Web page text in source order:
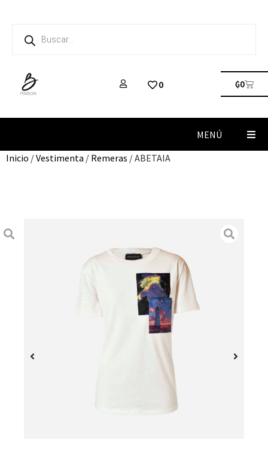
0 ₲0
MENÚ
Inicio /Vestimenta / Remeras / ABETAIA